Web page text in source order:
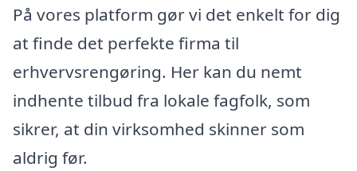
På vores platform gør vi det enkelt for dig
at finde det perfekte firma til
erhvervsrengøring. Her kan du nemt
indhente tilbud fra lokale fagfolk, som
sikrer, at din virksomhed skinner som
aldrig før.